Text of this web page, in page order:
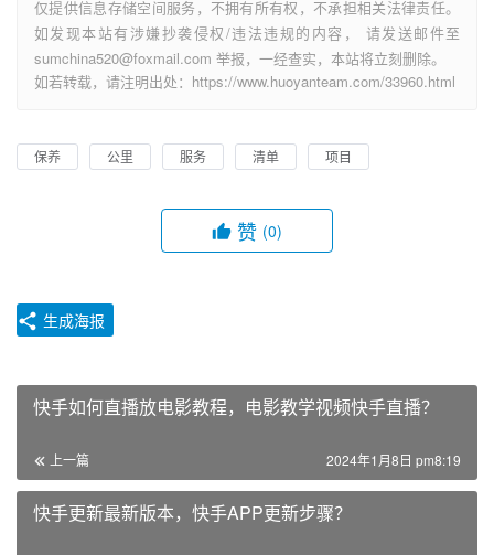
仅提供信息存储空间服务，不拥有所有权，不承担相关法律责任。
如发现本站有涉嫌抄袭侵权/违法违规的内容， 请发送邮件至
sumchina520@foxmail.com 举报，一经查实，本站将立刻删除。
如若转载，请注明出处：https://www.huoyanteam.com/33960.html
保养 公里 服务 清单 项目
赞 (0)
生成海报
快手如何直播放电影教程，电影教学视频快手直播？
上一篇 2024年1月8日 pm8:19
快手更新最新版本，快手APP更新步骤？